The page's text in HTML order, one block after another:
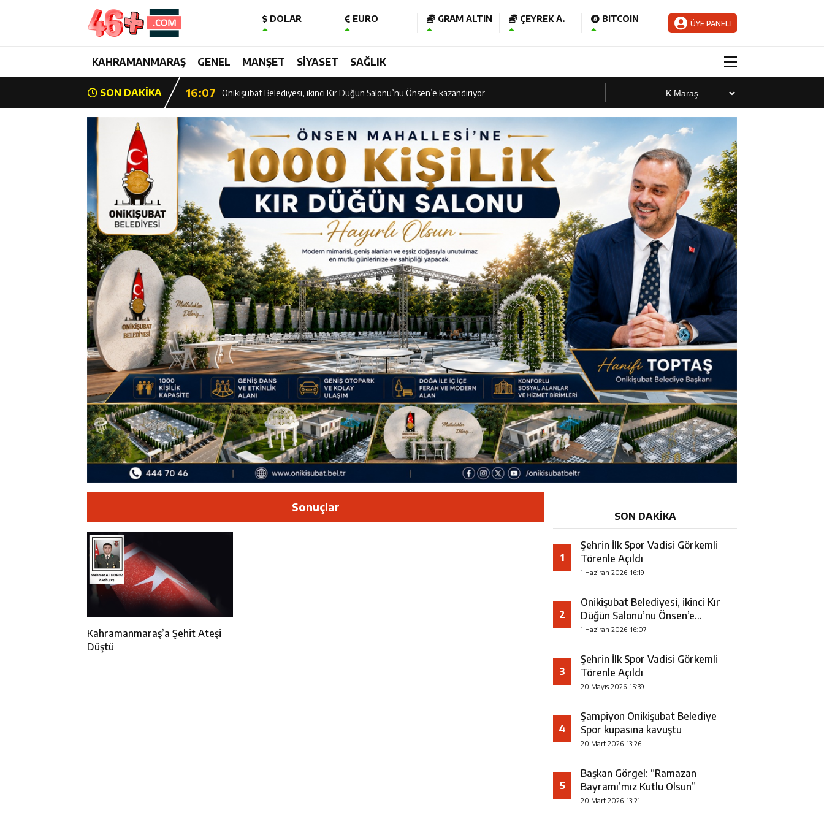
DOLAR EURO GRAM ALTIN ÇEYREK A. BITCOIN ÜYE PANELİ
KAHRAMANMARAŞ GENEL MANŞET SİYASET SAĞLIK
SON DAKİKA
Yedi Güzel Adam Kütüphanesi ve Deneyim Müzesi Şehrimize Çok Yakışacak
16:19 Şehrin İlk Spor Vadisi Görkemli Törenle Açıldı
16:07 Onikişubat Belediyesi, ikinci Kır Düğün Salonu’nu Önsen’e kazandırıyor
15:39 Şehrin İlk Spor Vadisi Görkemli Törenle Açıldı
13:26 Şampiyon Onikişubat Belediye Spor kupasına kavuştu
Başkan Görgel: “Ramazan Bayramı’mız Kutlu Olsun”
17:01 Kurtuluş Destanının 106’ncı Yılında Kahramanmaraş Tek Yürek
16:55 Başkan Toptaş, Bakan Fatih Kacır’ın katıldığı imza töreninde ONİKAD’ın protokolünü imzaladı
11:19 12 Şubat: Kurtuluşun ve HG Hospital’ın 1. Yılının Gururu
14:35 Asfalt Sırası Zübeyde Hanım Bulvarı’nda
13:28 Yedi Güzel Adam Kütüphanesi ve Deneyim Müzesi Şehrimize Çok Yakışacak
16:19 Şehrin İlk Spor Vadisi Görkemli Törenle Açıldı
Sonuçlar
Kahramanmaraş’a Şehit Ateşi
Düştü
SON DAKİKA
1
Şehrin İlk Spor Vadisi Görkemli
Törenle Açıldı
1 Haziran 2026-16:19
2
Onikişubat Belediyesi, ikinci Kır
Düğün Salonu’nu Önsen’e
kazandırıyor
1 Haziran 2026-16:07
3
Şehrin İlk Spor Vadisi Görkemli
Törenle Açıldı
20 Mayıs 2026-15:39
4
Şampiyon Onikişubat Belediye
Spor kupasına kavuştu
20 Mart 2026-13:26
5
Başkan Görgel: “Ramazan
Bayramı’mız Kutlu Olsun”
20 Mart 2026-13:21